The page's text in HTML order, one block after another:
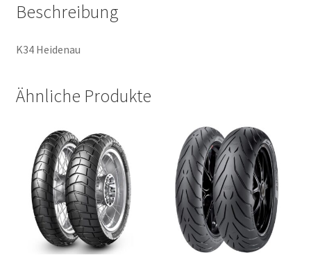
Beschreibung
K34 Heidenau
Ähnliche Produkte